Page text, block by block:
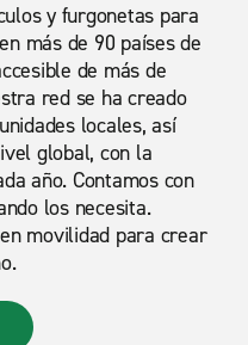
y furgonetas para
más de 90 países de
de más de
red se ha creado
locales, así
global, con la
año. Contamos con
los necesita.
movilidad para crear